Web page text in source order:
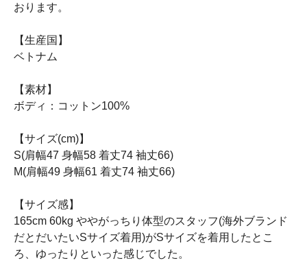
おります。
【生産国】
ベトナム
【素材】
ボディ：コットン100%
【サイズ(cm)】
S(肩幅47 身幅58 着丈74 袖丈66)
M(肩幅49 身幅61 着丈74 袖丈66)
【サイズ感】
165cm 60kg ややがっちり体型のスタッフ(海外ブランド
だとだいたいSサイズ着用)がSサイズを着用したとこ
ろ、ゆったりといった感じでした。